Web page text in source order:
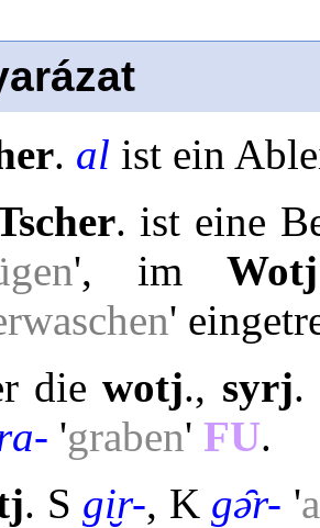
. al ist ein
. ist eine
', im Wotj
'
diewotj., syrj.
'graben' FU.
. S gi̮r-, K gə̑r- '